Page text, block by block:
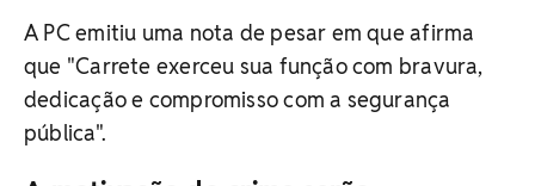
A PC emitiu uma nota de pesar em que afirma
que "Carrete exerceu sua função com bravura,
dedicação e compromisso com a segurança
pública".